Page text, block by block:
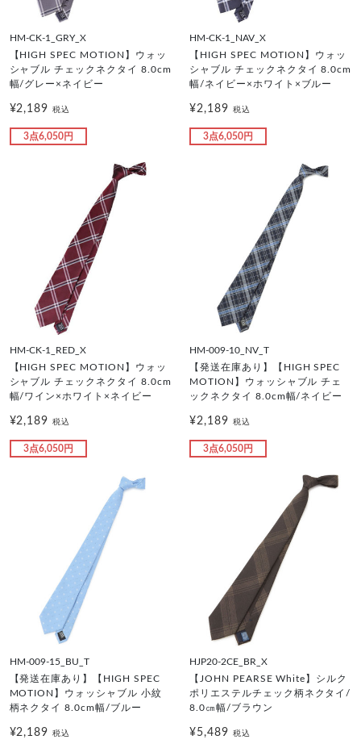
HM-CK-1_GRY_X
【HIGH SPEC MOTION】ウォッ
シャブル チェックネクタイ 8.0cm
幅/グレー×ネイビー
¥2,189税込
3点6,050円
HM-CK-1_NAV_X
【HIGH SPEC MOTION】ウォッ
シャブル チェックネクタイ 8.0cm
幅/ネイビー×ホワイト×ブルー
¥2,189 税込
3点6,050円
HM-CK-1_RED_X
【HIGH SPEC MOTION】ウォッ
シャブル チェックネクタイ 8.0cm
幅/ワイン×ホワイト×ネイビー
¥2,189税込
3点6,050円
HM-009-10_NV_T
【発送在庫あり】【HIGH SPEC
MOTION】ウォッシャブル チェ
ックネクタイ 8.0cm幅/ネイビー
¥2,189 税込
3点6,050円
HM-009-15_BU_T
【発送在庫あり】【HIGH SPEC
MOTION】ウォッシャブル 小紋
柄ネクタイ 8.0cm幅/ブルー
¥2,189税込
HJP20-2CE_BR_X
【JOHN PEARSE White】シルク
ポリエステルチェック柄ネクタイ/
8.0㎝幅/ブラウン
¥5,489 税込